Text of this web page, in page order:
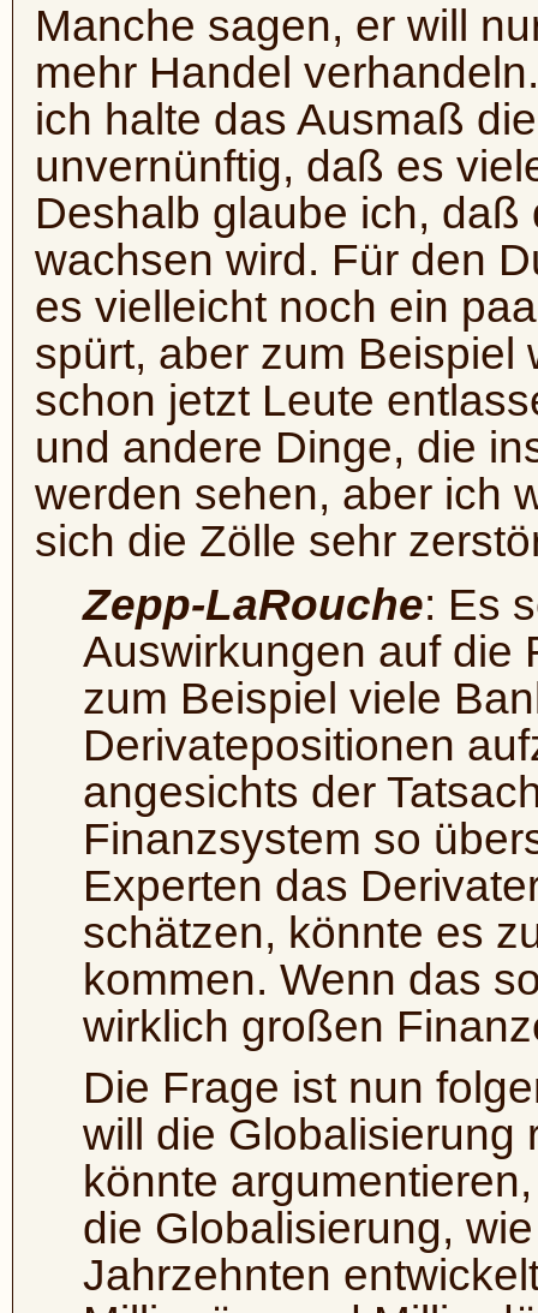
Manche sagen, er will
mehr Handel
ich halte das Ausmaß
unvernünftig, daß es
Deshalb glaube ich,
wachsen wird. Für den
es vielleicht noch ein
spürt, aber zum Beispiel
schon jetzt Leute
und andere Dinge, die
werden sehen, aber ich
sich die Zölle sehr
Zepp-LaRouche: Es
Auswirkungen auf die
zum Beispiel viele
Derivatepositionen
angesichts der
Finanzsystem so
Experten das
schätzen, könnte es
kommen. Wenn das
wirklich großen
Die Frage ist nun
will die Globalisierung
könnte
die Globalisierung,
Jahrzehnten